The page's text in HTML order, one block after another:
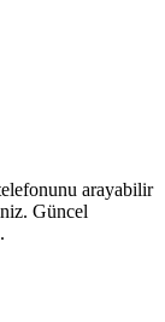
arayabilir
Güncel